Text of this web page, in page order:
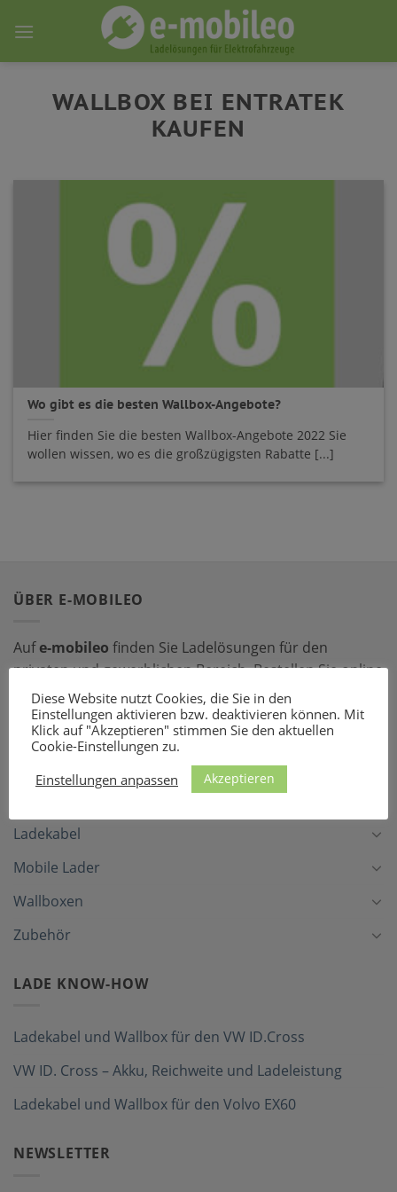
WALLBOX BEI ENTRATEK
KAUFEN
Wo gibt es die besten Wallbox-Angebote?
Hier finden Sie die besten Wallbox-Angebote 2022 Sie
wollen wissen, wo es die großzügigsten Rabatte [...]
ÜBER E-MOBILEO
Aufe-mobileo finden Sie Ladelösungen für den
privaten und gewerblichen Bereich. Bestellen Sie online
bei einem unserer zahlreichen Partner – mit dem
passenden Ladeequipment sind Sie für jede Situation
gerüstet!
LADEZUBEHÖR
Ladekabel
Mobile Lader
Wallboxen
Zubehör
LADE KNOW-HOW
Ladekabel und Wallbox für den VW ID.Cross
VW ID. Cross – Akku, Reichweite und Ladeleistung
Ladekabel und Wallbox für den Volvo EX60
NEWSLETTER
Diese Website nutzt Cookies, die Sie in den
Einstellungen aktivieren bzw. deaktivieren können. Mit
Klick auf "Akzeptieren" stimmen Sie den aktuellen
Cookie-Einstellungen zu.
Einstellungen anpassen
Akzeptieren